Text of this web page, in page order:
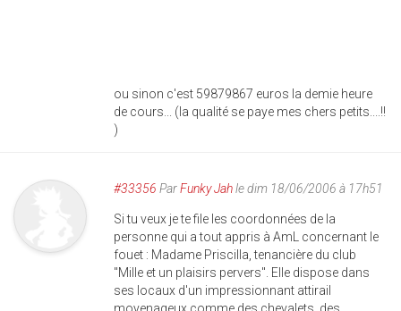
ou sinon c'est 59879867 euros la demie heure
de cours... (la qualité se paye mes chers petits....!!
)
#33356 ParFunky Jahle dim 18/06/2006 à 17h51
Si tu veux je te file les coordonnées de la
personne qui a tout appris à AmL concernant le
fouet : Madame Priscilla, tenancière du club
"Mille et un plaisirs pervers". Elle dispose dans
ses locaux d'un impressionnant attirail
moyenageux comme des chevalets, des